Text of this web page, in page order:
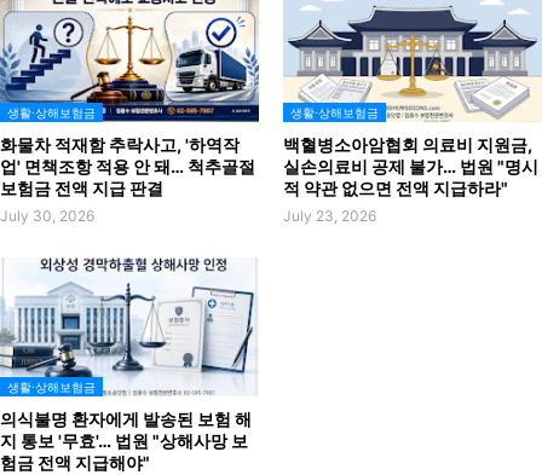
생활·상해보험금
화물차 적재함 추락사고, '하역작
업' 면책조항 적용 안 돼… 척추골절
보험금 전액 지급 판결
July 30, 2026
생활·상해보험금
백혈병소아암협회 의료비 지원금,
실손의료비 공제 불가… 법원 "명시
적 약관 없으면 전액 지급하라"
July 23, 2026
생활·상해보험금
의식불명 환자에게 발송된 보험 해
지 통보 '무효'… 법원 "상해사망 보
험금 전액 지급해야"